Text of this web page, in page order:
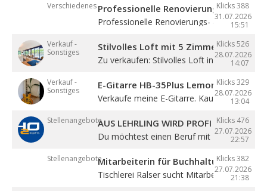
Verschiedenes
Klicks 388
31.07.2026
15:51
Professionelle Renovierung
Professionelle Renovierungs- &
Verkauf -
Sonstiges
Klicks 526
28.07.2026
14:07
Stilvolles Loft mit 5 Zimmern
Zu verkaufen: Stilvolles Loft in Sterzing! ...
Verkauf -
Sonstiges
Klicks 329
28.07.2026
13:04
E-Gitarre HB-35Plus Lemon
Verkaufe meine E-Gitarre. Kaum gespielt, ...
Stellenangebote
Klicks 476
27.07.2026
22:57
AUS LEHRLING WIRD PROFI – STARTE
Du möchtest einen Beruf mit Zukunft
Stellenangebote
Klicks 382
27.07.2026
21:38
Mitarbeiterin für Buchhaltung (m/w/d)
Tischlerei Ralser sucht Mitarbeiterin für ...